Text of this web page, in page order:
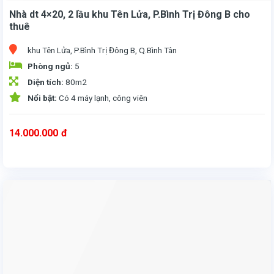
Nhà dt 4×20, 2 lầu khu Tên Lửa, P.Bình Trị Đông B cho
thuê
khu Tên Lửa, P.Bình Trị Đông B, Q.Bình Tân
Phòng ngủ: 5
Diện tích: 80m2
Nổi bật: Có 4 máy lạnh, công viên
14.000.000 đ